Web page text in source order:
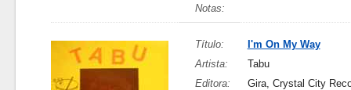
Notas:
Título:
I'm On My Way
Artista:
Tabu
Editora:
Gira, Crystal City